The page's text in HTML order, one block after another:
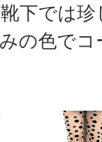
下では
の色で